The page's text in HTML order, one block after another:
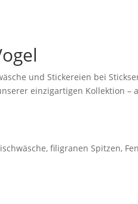
und Stickereien bei
einzigartigen Kollektion –
filigranen Spitzen,